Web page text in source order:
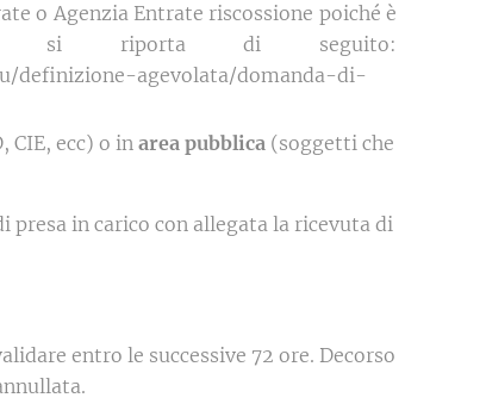
o Agenzia Entrate riscossione poiché è
riporta di seguito:
definizione-agevolata/domanda-di-
CIE, ecc) o inarea pubblica (soggetti che
presa in carico con allegata la ricevuta di
entro le successive 72 ore. Decorso